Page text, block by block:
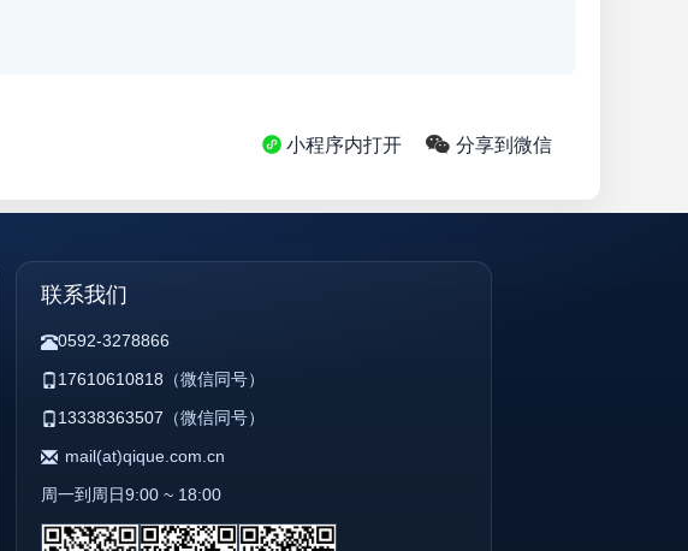
分享到微信
小程序内打开
联系我们
0592-3278866
17610610818 （微信同号）
13338363507 （微信同号）
mail(at)qique.com.cn
周一到周日9:00 ~ 18:00